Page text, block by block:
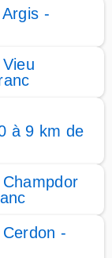
-
à 9 km de
-